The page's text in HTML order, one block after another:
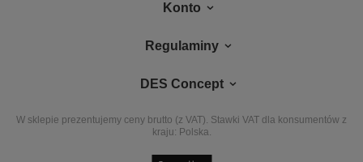
Konto
Regulaminy
DES Concept
W sklepie prezentujemy ceny brutto (z VAT). Stawki VAT dla konsumentów z
kraju: Polska.